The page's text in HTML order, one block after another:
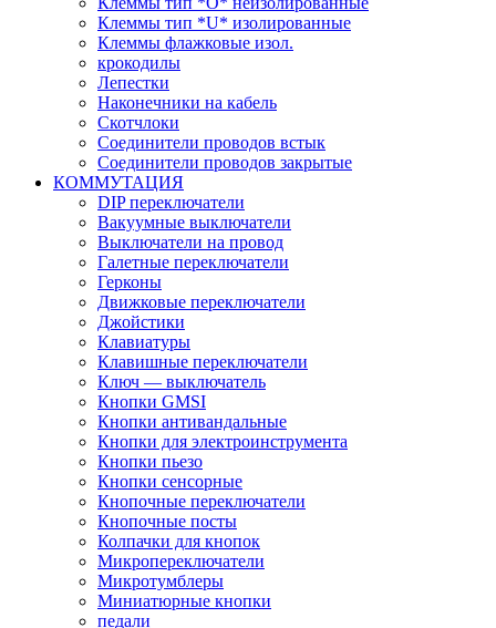
Клеммы тип *U* изолированные
Клеммы флажковые изол.
крокодилы
Лепестки
Наконечники на кабель
Скотчлоки
Соединители проводов встык
Соединители проводов закрытые
КОММУТАЦИЯ
DIP переключатели
Вакуумные выключатели
Выключатели на провод
Галетные переключатели
Герконы
Движковые переключатели
Джойстики
Клавиатуры
Клавишные переключатели
Ключ — выключатель
Кнопки GMSI
Кнопки антивандальные
Кнопки для электроинструмента
Кнопки пьезо
Кнопки сенсорные
Кнопочные переключатели
Кнопочные посты
Колпачки для кнопок
Микропереключатели
Микротумблеры
Миниатюрные кнопки
педали